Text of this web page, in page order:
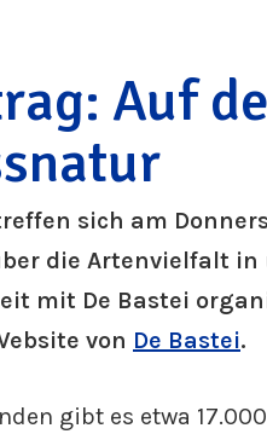
Auf
sich am
die Artenvielfalt
mit De Bastei
von De Bastei.
gibt es etwa